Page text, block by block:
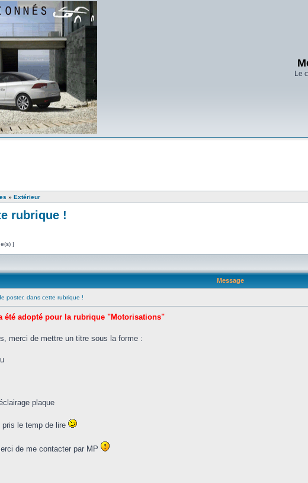
Le
» Extérieur
rubrique !
]
Message
poster, dans cette rubrique !
été adopté pour la rubrique "Motorisations"
merci de mettre un titre sous la forme :
plaque
pris le temp de lire
de me contacter par MP